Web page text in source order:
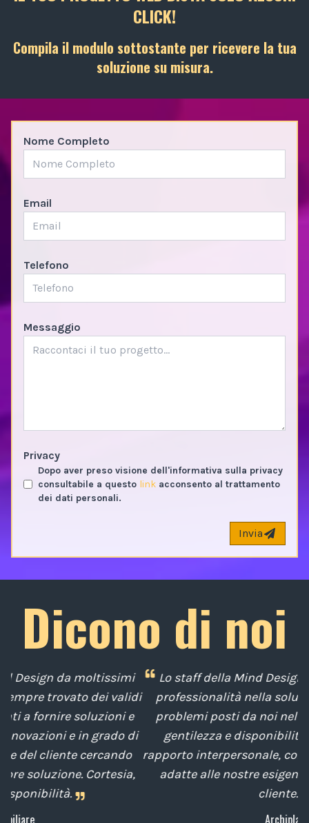
CLICK!
Compila il modulo sottostante per ricevere la tua
soluzione su misura.
Nome Completo
Email
Telefono
Messaggio
Privacy
Dopo aver preso visione dell'informativa sulla privacy
consultabile a questo link acconsento al trattamento
dei dati personali.
Invia
Dicono di noi
Lo staff della Mind Design ci ha mostrato la sua
professionalità nella soluzione tempestiva dei
problemi posti da noi nel corso degli anni, con
gentilezza e disponibilità nella gestione del
rapporto interpersonale, con competenze tecniche
adatte alle nostre esigenze sempre attenti al